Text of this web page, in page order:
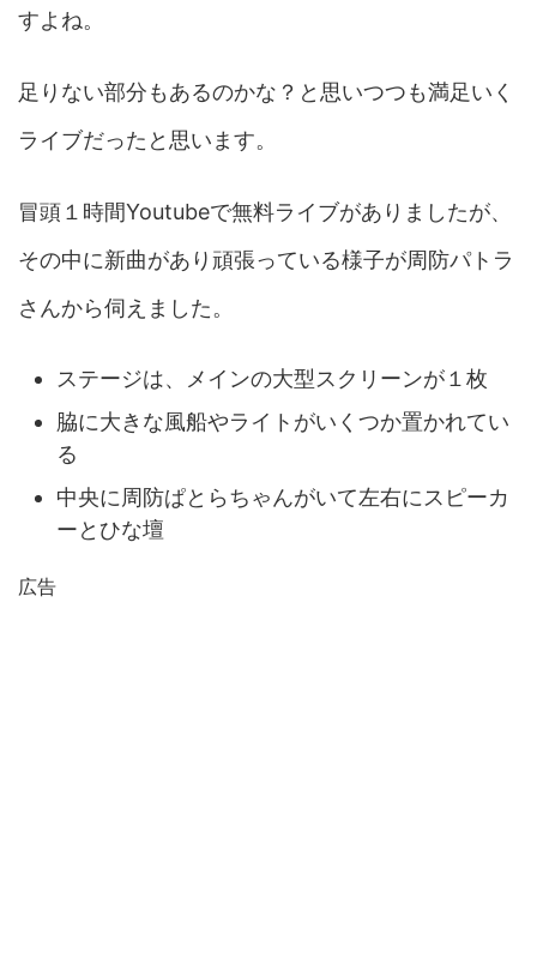
すよね。
足りない部分もあるのかな？と思いつつも満足いく
ライブだったと思います。
冒頭１時間Youtubeで無料ライブがありましたが、
その中に新曲があり頑張っている様子が周防パトラ
さんから伺えました。
ステージは、メインの大型スクリーンが１枚
脇に大きな風船やライトがいくつか置かれてい
る
中央に周防ぱとらちゃんがいて左右にスピーカ
ーとひな壇
広告